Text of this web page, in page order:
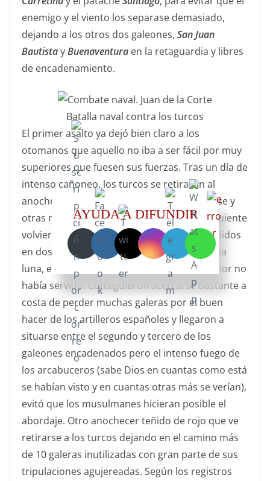
enemigo y el viento los separase demasiado,
dejando a los otros dos galeones, San Juan
BautistayBuenaventura en la retaguardia y libres
de encadenamiento.
Batalla naval contra los turcos
El primer asalto ya dejó bien claro a los
otomanos que aquello no iba a ser fácil por muy
superiores que fuesen sus fuerzas. Tras un día de
intenso cañoneo, los turcos se retiraron al
anochecer con 8 galeras a punto de hundirse y
otras muchas en muy mal estado. Al día siguiente
volvieron los turcos al ataque, esta vez divididos
en dos grupos en vez de formación en media
luna, en vista que la estrategia del día anterior no
había servido. Consiguieron acercarse bastante a
costa de perder muchas galeras por el buen
hacer de los artilleros españoles y llegaron a
situarse entre el segundo y tercero de los
galeones encadenados pero el intenso fuego de
los arcabuceros (sabe Dios en cuantas como está
se habían visto y en cuantas otras más se verían),
evitó que los musulmanes hicieran posible el
abordaje. Otro anochecer teñido de rojo que ve
retirarse a los turcos dejando en el camino más
de 10 galeras inutilizadas con gran parte de sus
tripulaciones agujereadas. Según los registros
AYUDA A DIFUNDIR